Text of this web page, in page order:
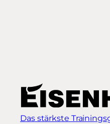
Das stärkste